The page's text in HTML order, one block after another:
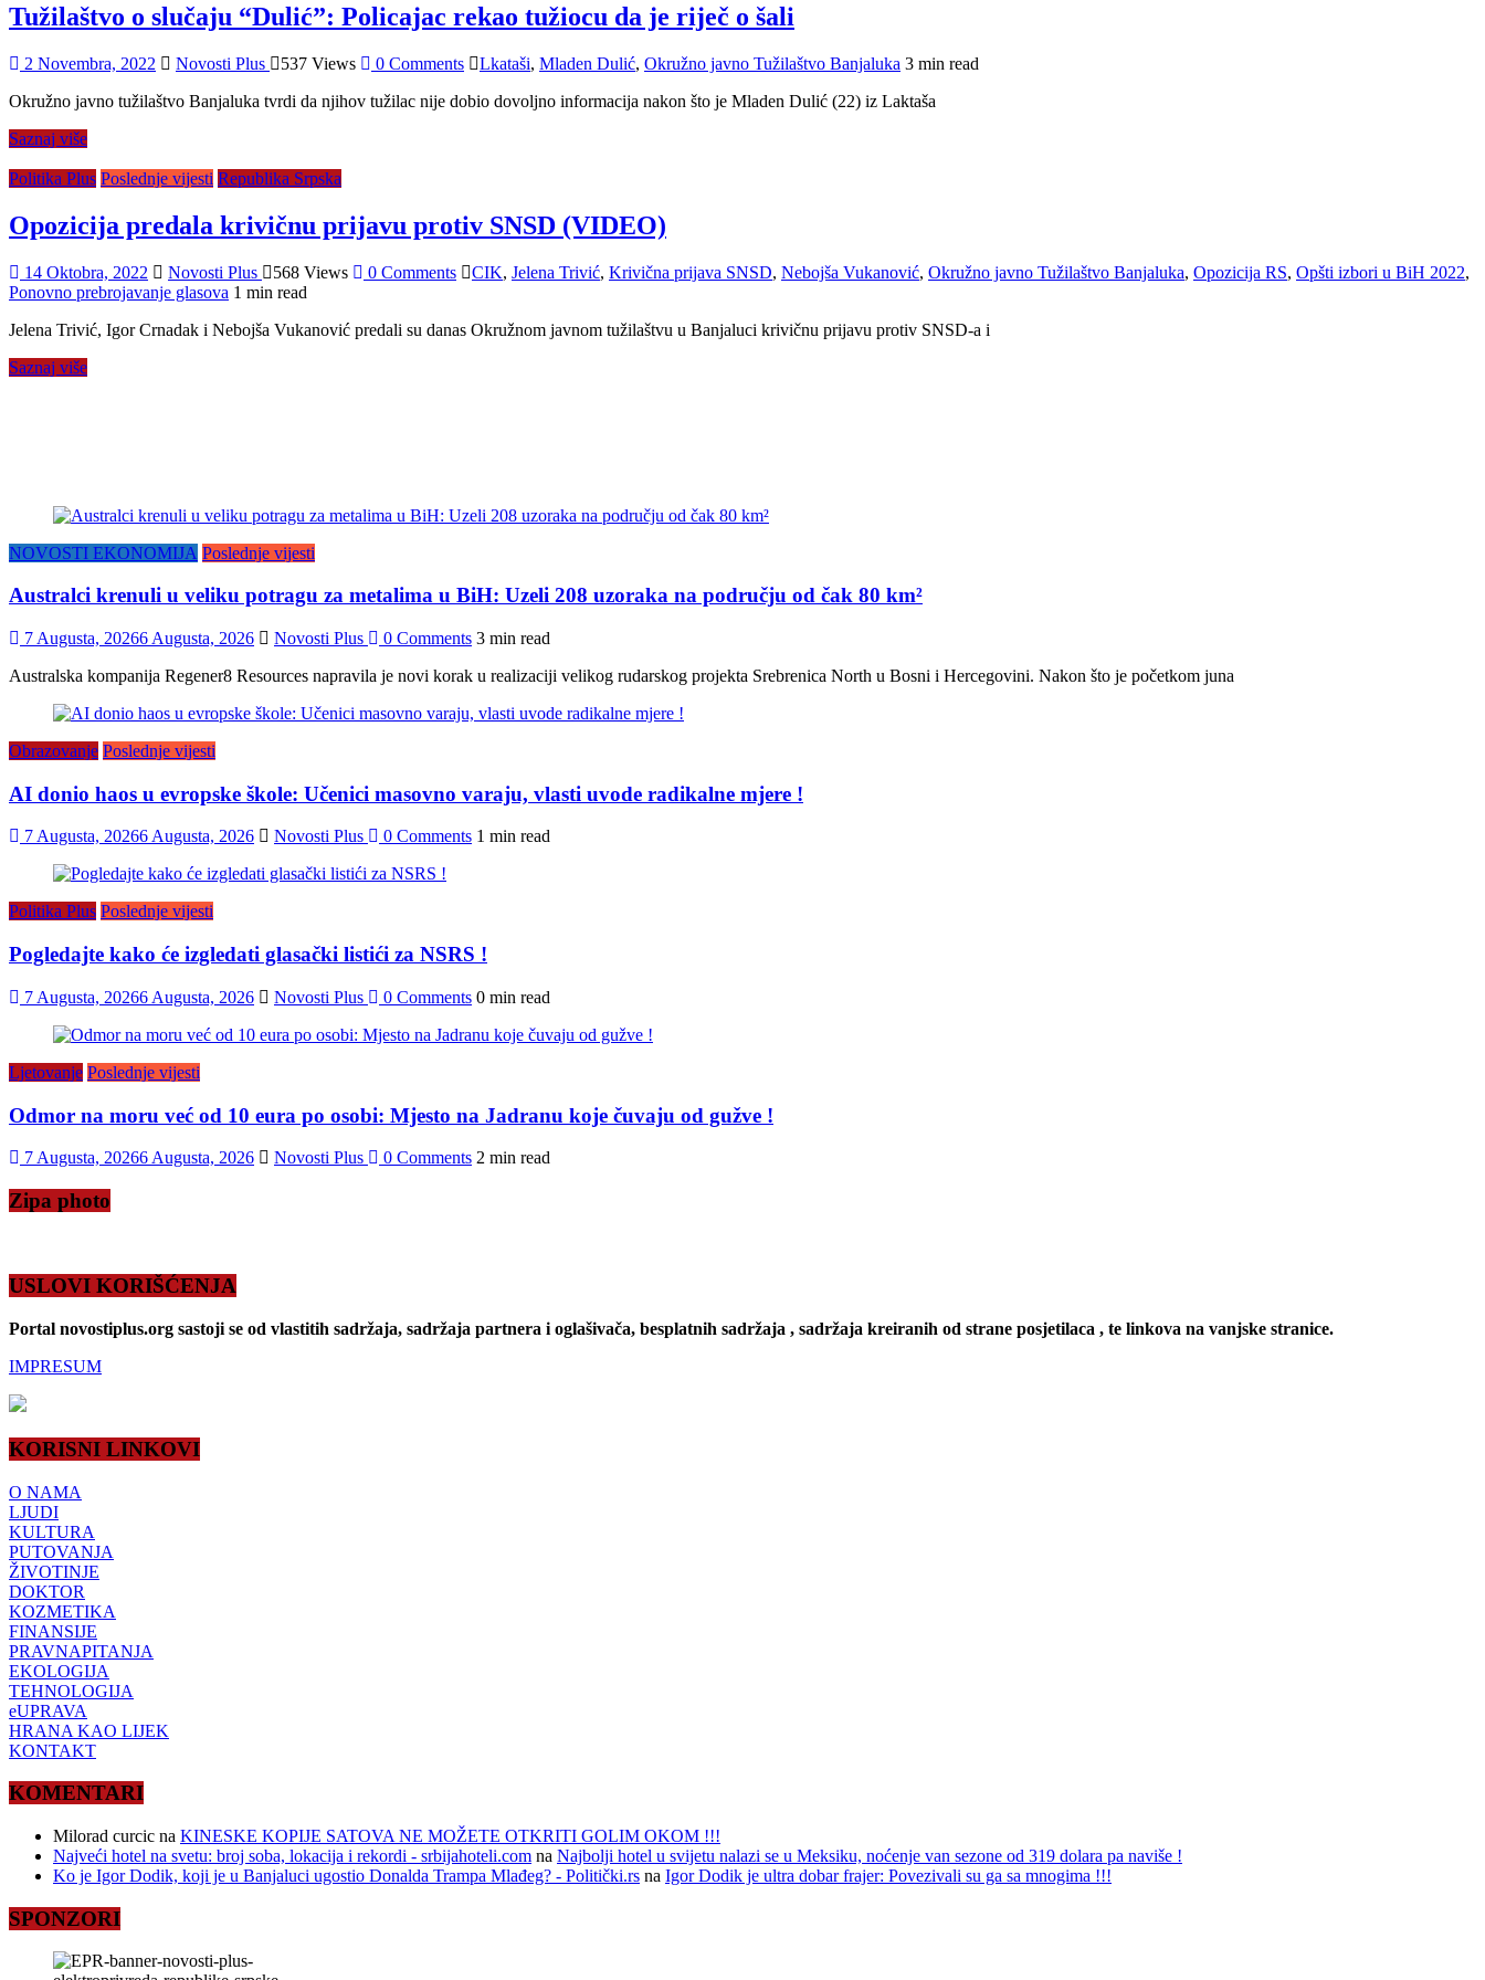
Tužilaštvo o slučaju “Dulić”: Policajac rekao tužiocu da je riječ o šali
2 Novembra, 2022 Novosti Plus 537 Views 0 Comments Lkataši, Mladen Dulić, Okružno javno Tužilaštvo Banjaluka 3 min read
Okružno javno tužilaštvo Banjaluka tvrdi da njihov tužilac nije dobio dovoljno informacija nakon što je Mladen Dulić (22) iz Laktaša
Saznaj više
Politika Plus Poslednje vijesti Republika Srpska
Opozicija predala krivičnu prijavu protiv SNSD (VIDEO)
14 Oktobra, 2022 Novosti Plus 568 Views 0 Comments CIK, Jelena Trivić, Krivična prijava SNSD, Nebojša Vukanović, Okružno javno Tužilaštvo Banjaluka, Opozicija RS, Opšti izbori u BiH 2022,
Ponovno prebrojavanje glasova 1 min read
Jelena Trivić, Igor Crnadak i Nebojša Vukanović predali su danas Okružnom javnom tužilaštvu u Banjaluci krivičnu prijavu protiv SNSD-a i
Saznaj više
NOVOSTI EKONOMIJA Poslednje vijesti
Australci krenuli u veliku potragu za metalima u BiH: Uzeli 208 uzoraka na području od čak 80 km²
7 Augusta, 20266 Augusta, 2026 Novosti Plus 0 Comments 3 min read
Australska kompanija Regener8 Resources napravila je novi korak u realizaciji velikog rudarskog projekta Srebrenica North u Bosni i Hercegovini. Nakon što je početkom juna
Obrazovanje Poslednje vijesti
AI donio haos u evropske škole: Učenici masovno varaju, vlasti uvode radikalne mjere !
7 Augusta, 20266 Augusta, 2026 Novosti Plus 0 Comments 1 min read
Politika Plus Poslednje vijesti
Pogledajte kako će izgledati glasački listići za NSRS !
7 Augusta, 20266 Augusta, 2026 Novosti Plus 0 Comments 0 min read
Ljetovanje Poslednje vijesti
Odmor na moru već od 10 eura po osobi: Mjesto na Jadranu koje čuvaju od gužve !
7 Augusta, 20266 Augusta, 2026 Novosti Plus 0 Comments 2 min read
Zipa photo
USLOVI KORIŠĆENJA
Portal novostiplus.org sastoji se od vlastitih sadržaja, sadržaja partnera i oglašivača, besplatnih sadržaja , sadržaja kreiranih od strane posjetilaca , te linkova na vanjske stranice.
IMPRESUM
KORISNI LINKOVI
O NAMA
LJUDI
KULTURA
PUTOVANJA
ŽIVOTINJE
DOKTOR
KOZMETIKA
FINANSIJE
PRAVNAPITANJA
EKOLOGIJA
TEHNOLOGIJA
eUPRAVA
HRANA KAO LIJEK
KONTAKT
KOMENTARI
Milorad curcic na KINESKE KOPIJE SATOVA NE MOŽETE OTKRITI GOLIM OKOM !!!
Najveći hotel na svetu: broj soba, lokacija i rekordi - srbijahoteli.com na Najbolji hotel u svijetu nalazi se u Meksiku, noćenje van sezone od 319 dolara pa naviše !
Ko je Igor Dodik, koji je u Banjaluci ugostio Donalda Trampa Mlađeg? - Politički.rs na Igor Dodik je ultra dobar frajer: Povezivali su ga sa mnogima !!!
SPONZORI